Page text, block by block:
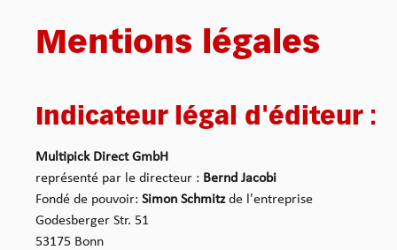
Mentions légales
Indicateur légal d'éditeur :
Multipick Direct GmbH
représenté par le directeur : Bernd Jacobi
Fondé de pouvoir: Simon Schmitzde l'entreprise
Godesberger Str. 51
53175 Bonn